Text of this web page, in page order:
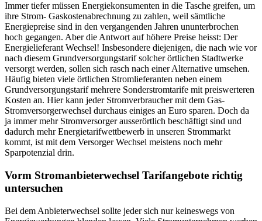
Immer tiefer müssen Energiekonsumenten in die Tasche greifen, um
ihre Strom- Gaskostenabrechnung zu zahlen, weil sämtliche
Energiepreise sind in den vergangenden Jahren ununterbrochen
hoch gegangen. Aber die Antwort auf höhere Preise heisst: Der
Energielieferant Wechsel! Insbesondere diejenigen, die nach wie vor
nach diesem Grundversorgungstarif solcher örtlichen Stadtwerke
versorgt werden, sollen sich rasch nach einer Alternative umsehen.
Häufig bieten viele örtlichen Stromlieferanten neben einem
Grundversorgungstarif mehrere Sonderstromtarife mit preiswerteren
Kosten an. Hier kann jeder Stromverbraucher mit dem Gas-
Stromversorgerwechsel durchaus einiges an Euro sparen. Doch da
ja immer mehr Stromversorger ausserörtlich beschäftigt sind und
dadurch mehr Energietarifwettbewerb in unseren Strommarkt
kommt, ist mit dem Versorger Wechsel meistens noch mehr
Sparpotenzial drin.
Vorm Stromanbieterwechsel Tarifangebote richtig
untersuchen
Bei dem Anbieterwechsel sollte jeder sich nur keineswegs von